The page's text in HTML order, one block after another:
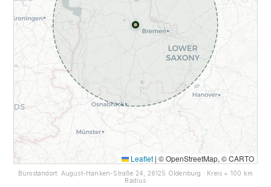
Leaflet | © OpenStreetMap, © CARTO
Bürostandort: August-Hanken-Straße 24, 26125 Oldenburg · Kreis = 100 km
Radius